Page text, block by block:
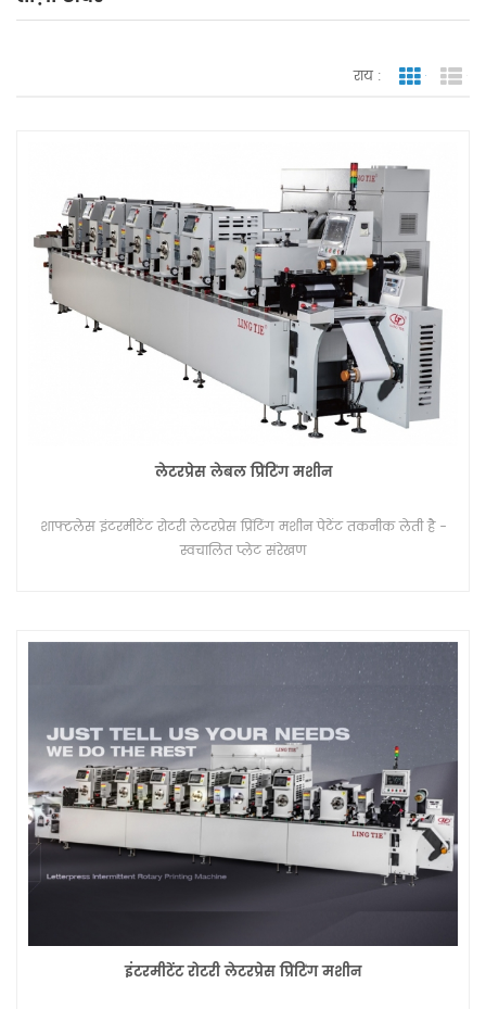
राय : जाली
लेटरप्रेस लेबल प्रिंटिंग मशीन
शाफ्टलेस इंटरमीटेंट रोटरी लेटरप्रेस प्रिंटिंग मशीन पेटेंट तकनीक लेती है -
स्वचालित प्लेट संरेखण
इंटरमीटेंट रोटरी लेटरप्रेस प्रिंटिंग मशीन